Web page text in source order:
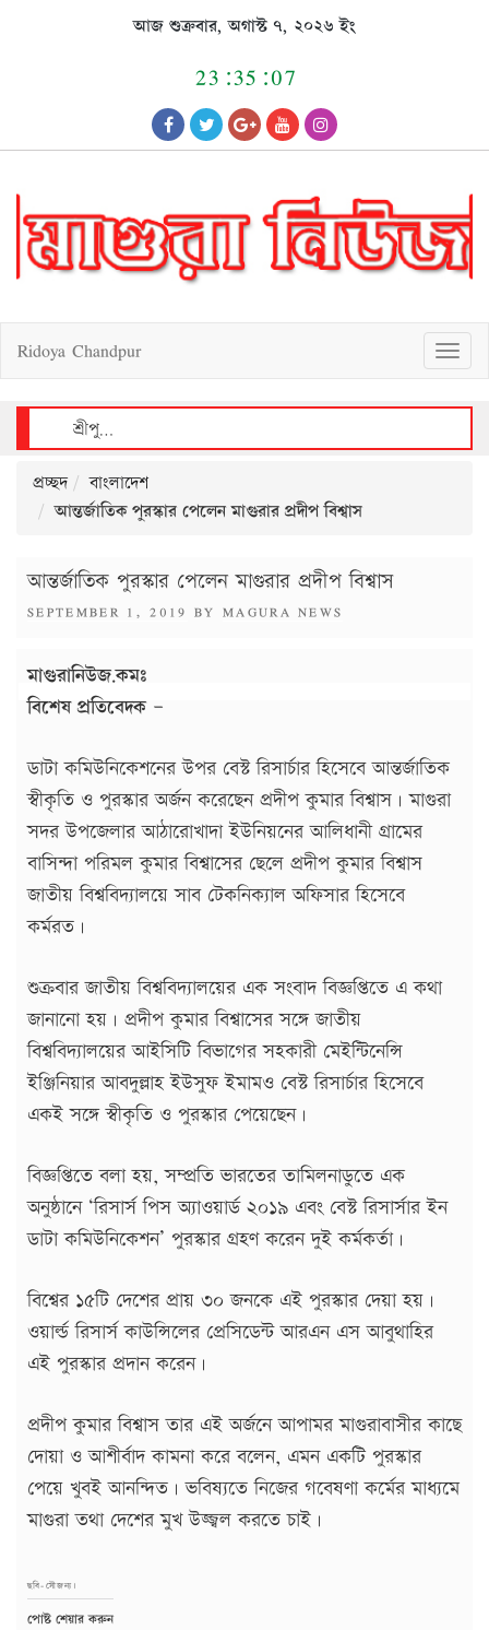
আজ শুক্রবার, অগাস্ট ৭, ২০২৬ ইং
23:35:07
T
o
g
g
l
a
t
Ridoya Chandpur
প্রচ্ছদ
বাংলাদেশ
আন্তর্জাতিক পুরস্কার পেলেন মাগুরার প্রদীপ বিশ্বাস
আন্তর্জাতিক পুরস্কার পেলেন মাগুরার প্রদীপ বিশ্বাস
POSTED
SEPTEMBER 1, 2019 BY MAGURA NEWS
মাগুরানিউজ.কমঃ
বিশেষ প্রতিবেদক –
ডাটা কমিউনিকেশনের উপর বেস্ট রিসার্চার হিসেবে আন্তর্জাতিক
স্বীকৃতি ও পুরস্কার অর্জন করেছেন প্রদীপ কুমার বিশ্বাস। মাগুরা
সদর উপজেলার আঠারোখাদা ইউনিয়নের আলিধানী গ্রামের
বাসিন্দা পরিমল কুমার বিশ্বাসের ছেলে প্রদীপ কুমার বিশ্বাস
জাতীয় বিশ্ববিদ্যালয়ে সাব টেকনিক্যাল অফিসার হিসেবে
কর্মরত।
শুক্রবার জাতীয় বিশ্ববিদ্যালয়ের এক সংবাদ বিজ্ঞপ্তিতে এ কথা
জানানো হয়। প্রদীপ কুমার বিশ্বাসের সঙ্গে জাতীয়
বিশ্ববিদ্যালয়ের আইসিটি বিভাগের সহকারী মেইন্টিনেন্সি
ইঞ্জিনিয়ার আবদুল্লাহ ইউসুফ ইমামও বেস্ট রিসার্চার হিসেবে
একই সঙ্গে স্বীকৃতি ও পুরস্কার পেয়েছেন।
বিজ্ঞপ্তিতে বলা হয়, সম্প্রতি ভারতের তামিলনাডুতে এক
অনুষ্ঠানে ‘রিসার্স পিস অ্যাওয়ার্ড ২০১৯ এবং বেস্ট রিসার্সার ইন
ডাটা কমিউনিকেশন’ পুরস্কার গ্রহণ করেন দুই কর্মকর্তা।
বিশ্বের ১৫টি দেশের প্রায় ৩০ জনকে এই পুরস্কার দেয়া হয়।
ওয়ার্ল্ড রিসার্স কাউন্সিলের প্রেসিডেন্ট আরএন এস আবুথাহির
এই পুরস্কার প্রদান করেন।
প্রদীপ কুমার বিশ্বাস তার এই অর্জনে আপামর মাগুরাবাসীর কাছে
দোয়া ও আশীর্বাদ কামনা করে বলেন, এমন একটি পুরস্কার
পেয়ে খুবই আনন্দিত। ভবিষ্যতে নিজের গবেষণা কর্মের মাধ্যমে
মাগুরা তথা দেশের মুখ উজ্জ্বল করতে চাই।
ছবি-সৌজন্য।
পোষ্ট শেয়ার করুন